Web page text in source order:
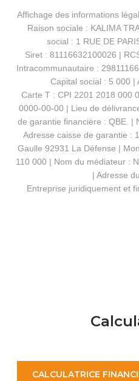
Affichage des informations
Raison sociale : KALIMA
social : 1 RUE DE
Siret : 81116632100026 |
Intracommunautaire :
Capital social : 5 000 |
Carte T : CPI 2201 2018 000
0000-00-00 | Lieu de
de garantie financière : QBE. |
Adresse caisse de garantie :
Gaulle 92931 La Défense |
110 000 | Nom du médiateur :
| Adresse
Entreprise juridiquement et
CALCULATRICE